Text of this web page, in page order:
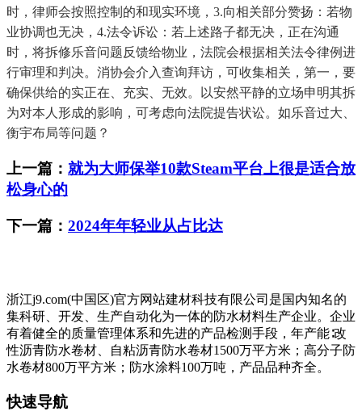
时，律师会按照控制的和现实环境，3.向相关部分赞扬：若物
业协调也无决，4.法令诉讼：若上述路子都无决，正在沟通
时，将拆修乐音问题反馈给物业，法院会根据相关法令律例进
行审理和判决。消协会介入查询拜访，可收集相关，第一，要
确保供给的实正在、充实、无效。以安然平静的立场申明其拆
为对本人形成的影响，可考虑向法院提告状讼。如乐音过大、
衡宇布局等问题？
上一篇： 就为大师保举10款Steam平台上很是适合放
松身心的
下一篇： 2024年年轻业从占比达
浙江j9.com(中国区)官方网站建材科技有限公司是国内知名的
集科研、开发、生产自动化为一体的防水材料生产企业。企业
有着健全的质量管理体系和先进的产品检测手段，年产能∶改
性沥青防水卷材、自粘沥青防水卷材1500万平方米；高分子防
水卷材800万平方米；防水涂料100万吨，产品品种齐全。
快速导航